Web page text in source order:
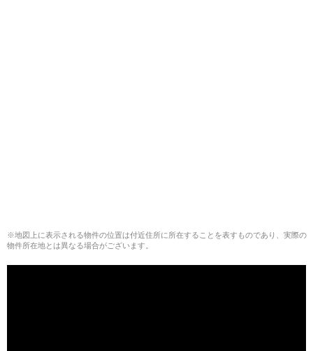
※地図上に表示される物件の位置は付近住所に所在することを表すものであり、実際の
物件所在地とは異なる場合がございます。